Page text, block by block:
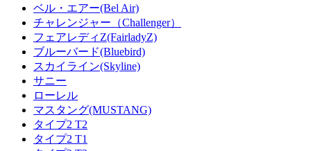
ベル・エアー(Bel Air)
チャレンジャー（Challenger）
フェアレディZ(FairladyZ)
ブルーバード(Bluebird)
スカイライン(Skyline)
サニー
ローレル
マスタング(MUSTANG)
タイプ2 T2
タイプ2 T1